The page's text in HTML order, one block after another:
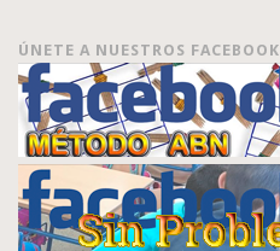
ÚNETE A NUESTROS FACEBOOK